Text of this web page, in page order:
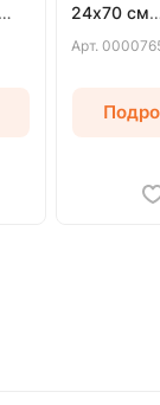
24х70 см
Арт.